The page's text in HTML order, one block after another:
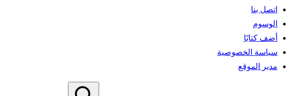
اتصل بنا
الوسوم
أضف كتابًا
سياسة الخصوصية
مدير الموقع